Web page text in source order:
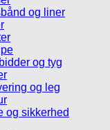
og liner
og tyg
og leg
og sikkerhed